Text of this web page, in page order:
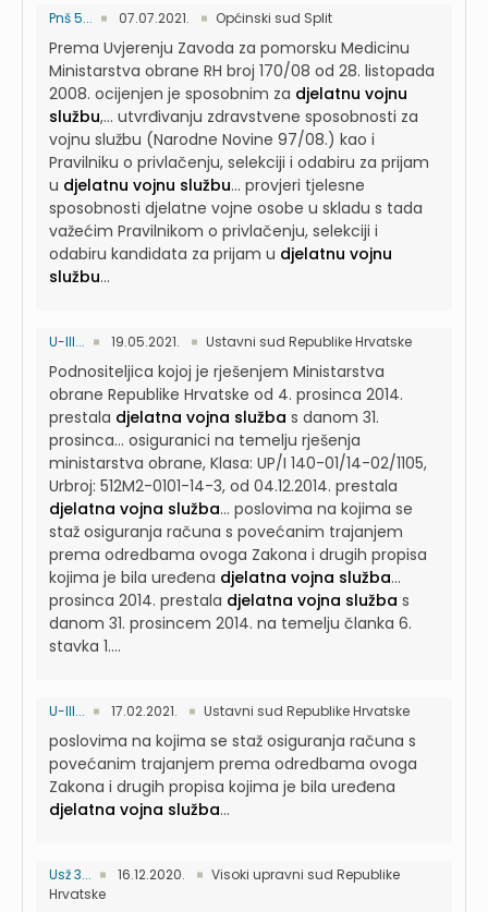
Pnš 5... 07.07.2021. Općinski sud Split
Prema Uvjerenju Zavoda za pomorsku Medicinu
Ministarstva obrane RH broj 170/08 od 28. listopada
2008. ocijenjen je sposobnim za djelatnu vojnu
službu,... utvrđivanju zdravstvene sposobnosti za
vojnu službu (Narodne Novine 97/08.) kao i
Pravilniku o privlačenju, selekciji i odabiru za prijam
u djelatnu vojnu službu... provjeri tjelesne
sposobnosti djelatne vojne osobe u skladu s tada
važećim Pravilnikom o privlačenju, selekciji i
odabiru kandidata za prijam u djelatnu vojnu
službu...
U-III... 19.05.2021. Ustavni sud Republike Hrvatske
Podnositeljica kojoj je rješenjem Ministarstva
obrane Republike Hrvatske od 4. prosinca 2014.
prestala djelatna vojna služba s danom 31.
prosinca... osiguranici na temelju rješenja
ministarstva obrane, Klasa: UP/I 140-01/14-02/1105,
Urbroj: 512M2-0101-14-3, od 04.12.2014. prestala
djelatna vojna služba... poslovima na kojima se
staž osiguranja računa s povećanim trajanjem
prema odredbama ovoga Zakona i drugih propisa
kojima je bila uređena djelatna vojna služba...
prosinca 2014. prestala djelatna vojna služba s
danom 31. prosincem 2014. na temelju članka 6.
stavka 1....
U-III... 17.02.2021. Ustavni sud Republike Hrvatske
poslovima na kojima se staž osiguranja računa s
povećanim trajanjem prema odredbama ovoga
Zakona i drugih propisa kojima je bila uređena
djelatna vojna služba...
Usž 3... 16.12.2020.
Visoki upravni sud Republike
Hrvatske